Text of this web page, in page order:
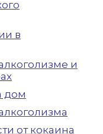
в
и
дом
от кокаина